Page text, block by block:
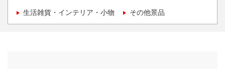
生活雑貨・インテリア・小物 その他景品